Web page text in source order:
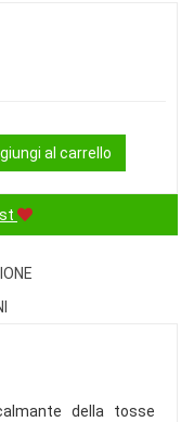
al carrello
della tosse